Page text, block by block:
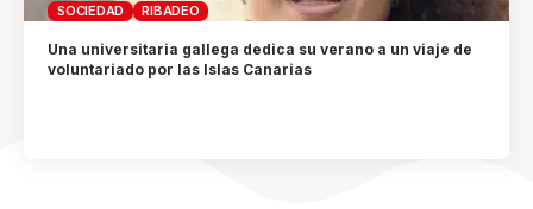
SOCIEDAD RIBADEO
Una universitaria gallega dedica su verano a un viaje de
voluntariado por las Islas Canarias